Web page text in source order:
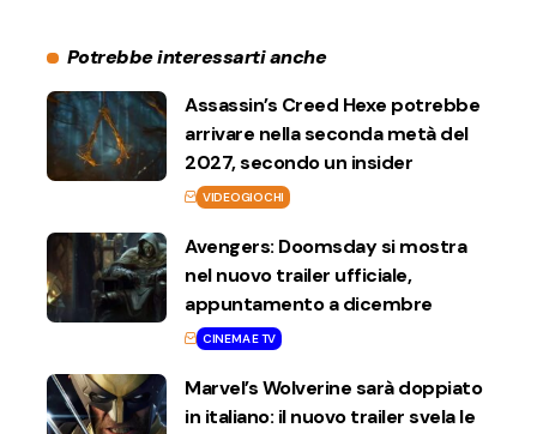
Potrebbe interessarti anche
Assassin’s Creed Hexe potrebbe
arrivare nella seconda metà del
2027, secondo un insider
VIDEOGIOCHI
Avengers: Doomsday si mostra
nel nuovo trailer ufficiale,
appuntamento a dicembre
CINEMA E TV
Marvel’s Wolverine sarà doppiato
in italiano: il nuovo trailer svela le